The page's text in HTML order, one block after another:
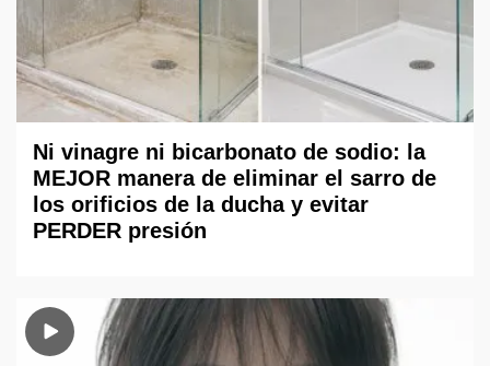
Ni vinagre ni bicarbonato de sodio: la
MEJOR manera de eliminar el sarro de
los orificios de la ducha y evitar
PERDER presión